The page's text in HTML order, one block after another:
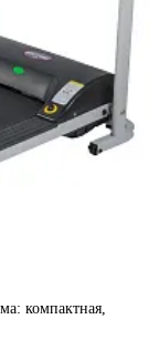
компактная,